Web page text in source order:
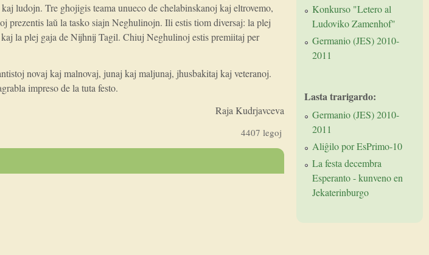
ludojn. Tre ghojigis teama unueco de chelabinskanoj kaj eltrovemo,
prezentis laŭ la tasko siajn Neghulinojn. Ili estis tiom diversaj: la plej
la plej gaja de Nijhnij Tagil. Chiuj Neghulinoj estis premiitaj per
novaj kaj malnovaj, junaj kaj maljunaj, jhusbakitaj kaj veteranoj.
impreso de la tuta festo.
Raja Kudrjavceva
4407 legoj
Konkurso "Letero al
Ludoviko Zamenhof"
Germanio (JES) 2010-
2011
Lasta trarigardo:
Germanio (JES) 2010-
2011
Aliĝilo por EsPrimo-10
La festa decembra
Esperanto - kunveno en
Jekaterinburgo